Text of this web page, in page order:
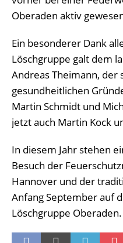
Oberaden aktiv
Ein besonderer Dank
Löschgruppe galt dem
Andreas Theimann, der
gesundheitlichen
Martin Schmidt und
jetzt auch Martin Kock
In diesem Jahr stehen
Besuch der
Hannover und der
Anfang September auf
Löschgruppe Oberaden.